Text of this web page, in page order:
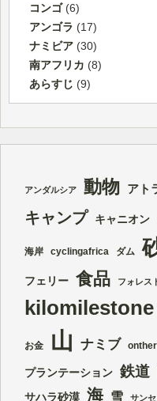
コンゴ(6)
アンゴラ (17)
ナミビア (30)
南アフリカ (8)
あらすじ (9)
アンダルシア 動物 アト
キャンプ キャニオン
海岸 cyclingafrica ダム
フェリー 食品 フォレス
kilomilestone
お金 山 ナミブ
プランテーション 鉄道
サハラ砂漠 海 雪 サンセ